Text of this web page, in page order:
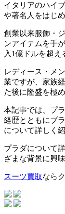
イタリアのハイ
や著名人をはじ
創業以来服飾・
ンアイテムを手
入1億ドルを超え
レディース・メ
業ですが、家族
た後に隆盛を極
本記事では、プ
経歴とともにブ
について詳しく
プラダについて
ざまな背景に興
スーツ買取なら